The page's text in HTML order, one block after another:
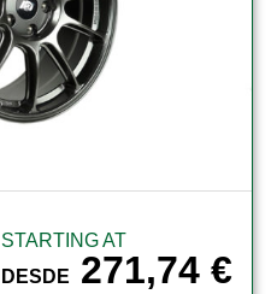
STARTING AT
DESDE
271,74€